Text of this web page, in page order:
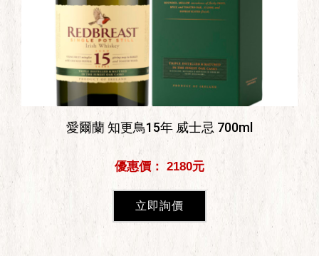
愛爾蘭 知更鳥15年 威士忌 700ml
優惠價： 2180元
立即詢價